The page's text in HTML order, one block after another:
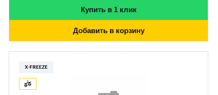
Купить в 1 клик
Добавить в корзину
X-FREEZE